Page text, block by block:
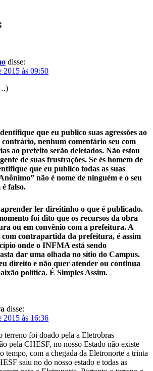
disse:
2015 às 09:50
que eu publico suas agressões ao
contrário, nenhum comentário seu com
ao prefeito serão deletados. Não estou
de suas frustrações. Se és homem de
que eu publico todas as suas
não é nome de ninguém e o seu
falso.
ler direitinho o que é publicado.
foi dito que os recursos da obra
ou em convênio com a prefeitura. A
com contrapartida da prefeitura, é assim
onde o INFMA está sendo
dar uma olhada no sitio do Campus.
direito e não quer atender ou continua
política. É Simples Assim.
disse:
2015 às 16:36
terreno foi doado pela a Eletrobras
pela CHESF, no nosso Estado não existe
tempo, com a chegada da Eletronorte a trinta
saiu no do nosso estado e todas as